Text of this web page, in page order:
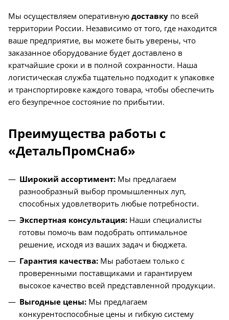
Мы осуществляем оперативную доставку по всей
территории России. Независимо от того, где находится
ваше предприятие, вы можете быть уверены, что
заказанное оборудование будет доставлено в
кратчайшие сроки и в полной сохранности. Наша
логистическая служба тщательно подходит к упаковке
и транспортировке каждого товара, чтобы обеспечить
его безупречное состояние по прибытии.
Преимущества работы с
«ДетальПромСнаб»
Широкий ассортимент: Мы предлагаем
разнообразный выбор промышленных луп,
способных удовлетворить любые потребности.
Экспертная консультация: Наши специалисты
готовы помочь вам подобрать оптимальное
решение, исходя из ваших задач и бюджета.
Гарантия качества: Мы работаем только с
проверенными поставщиками и гарантируем
высокое качество всей представленной продукции.
Выгодные цены: Мы предлагаем
конкурентоспособные цены и гибкую систему